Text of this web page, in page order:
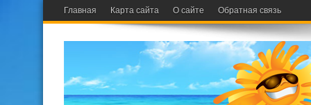
Главная Карта сайта О сайте Обратная связь